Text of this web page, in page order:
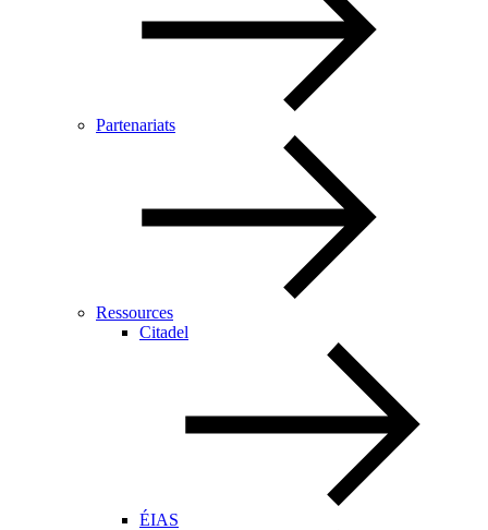
Partenariats
Ressources
Citadel
ÉIAS